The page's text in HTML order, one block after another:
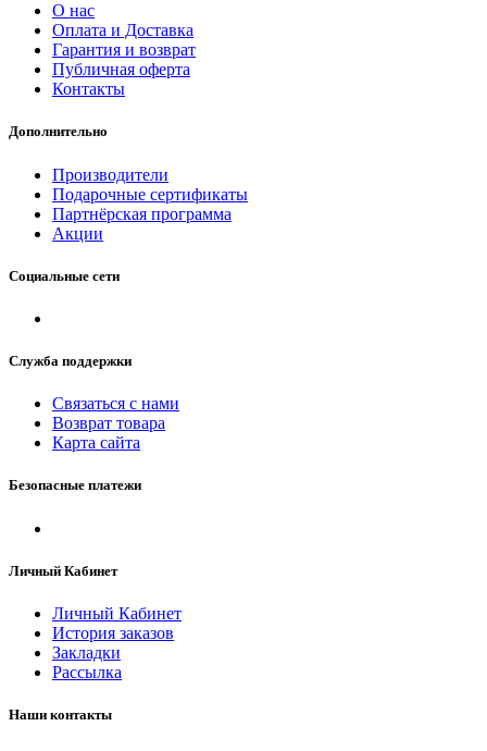
О нас
Оплата и Доставка
Гарантия и возврат
Публичная оферта
Контакты
Дополнительно
Производители
Подарочные сертификаты
Партнёрская программа
Акции
Социальные сети
Служба поддержки
Связаться с нами
Возврат товара
Карта сайта
Безопасные платежи
Личный Кабинет
Личный Кабинет
История заказов
Закладки
Рассылка
Наши контакты